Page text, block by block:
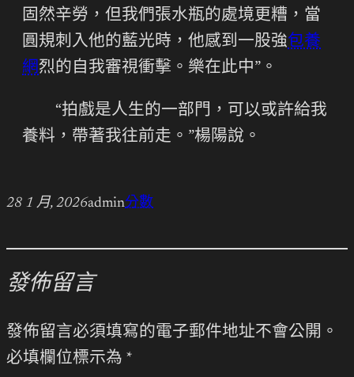
固然辛勞，但我們張水瓶的處境更糟，當
圓規刺入他的藍光時，他感到一股強包養
網烈的自我審視衝擊。樂在此中”。
“拍戲是人生的一部門，可以或許給我
養料，帶著我往前走。”楊陽說。
28 1 月, 2026admin分數
發佈留言
發佈留言必須填寫的電子郵件地址不會公開。
必填欄位標示為 *